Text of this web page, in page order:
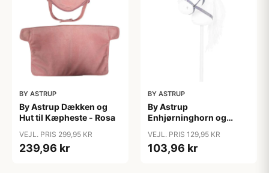
BY ASTRUP
By Astrup Dækken og
Hut til Kæpheste - Rosa
VEJL. PRIS 299,95 KR
239,96 kr
BY ASTRUP
By Astrup
Enhjørninghorn og
VEJL. PRIS 129,95 KR
103,96 kr